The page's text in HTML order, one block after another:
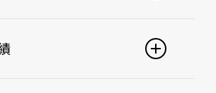
司成立，投入電腦連接器生產